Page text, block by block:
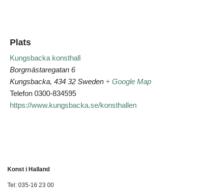
Plats
Kungsbacka konsthall
Borgmästaregatan 6
Kungsbacka, 434 32 Sweden + Google Map
Telefon 0300-834595
https://www.kungsbacka.se/konsthallen
Konst i Halland
Tel: 035-16 23 00